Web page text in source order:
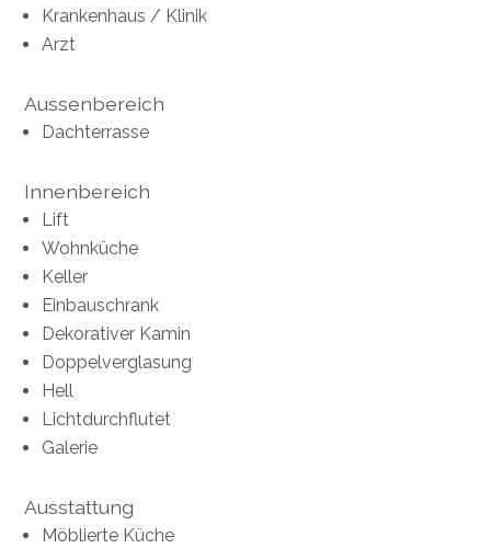
Krankenhaus / Klinik
Arzt
Aussenbereich
Dachterrasse
Innenbereich
Lift
Wohnküche
Keller
Einbauschrank
Dekorativer Kamin
Doppelverglasung
Hell
Lichtdurchflutet
Galerie
Ausstattung
Möblierte Küche